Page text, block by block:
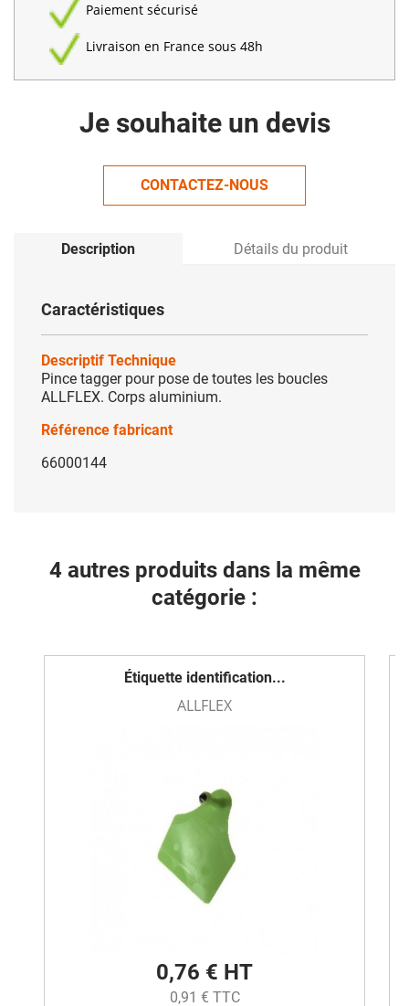
Paiement sécurisé
Livraison en France sous 48h
Je souhaite un devis
CONTACTEZ-NOUS
Description Détails du produit
Caractéristiques
Descriptif Technique
Pince tagger pour pose de toutes les boucles
ALLFLEX. Corps aluminium.
Référence fabricant
66000144
4 autres produits dans la même
catégorie :
Étiquette identification...
ALLFLEX
0,76 € HT
0,91 € TTC